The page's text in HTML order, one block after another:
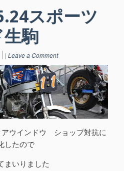
スポーツ
生駒
| Leave a Comment
アウインドウ ショップ対抗に
したので
まいりました